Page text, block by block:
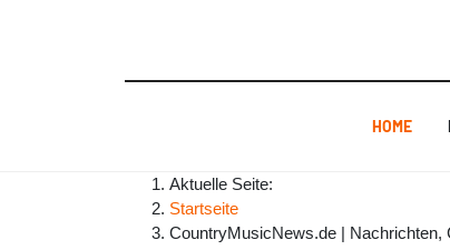
HOME
Aktuelle Seite:
Startseite
CountryMusicNews.de |